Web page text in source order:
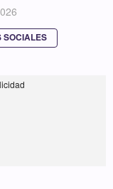
SOCIALES